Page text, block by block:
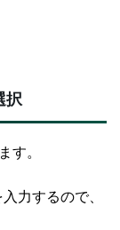
択
す。
力するので、